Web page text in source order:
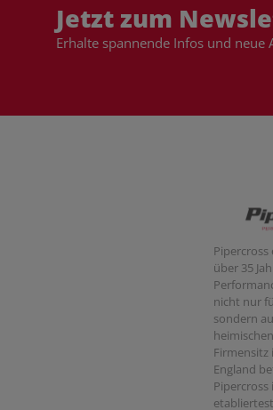
Jetzt zum
Erhalte spannende Infos und neue
über 35
nicht nur
sondern
England